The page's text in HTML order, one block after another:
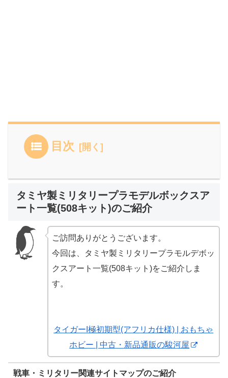
目次
タミヤ製ミリタリープラモデルボックスア
ート一覧(508キット)のご紹介
ご訪問ありがとうございます。
今回は、タミヤ製ミリタリープラモルデボッ
クスアート一覧(508キット)をご紹介しま
す。
タイガーI極初期型(アフリカ仕様) | おもちゃ
ホビー | 中古・新品通販の駿河屋
戦車・ミリタリー関連サイトマップのご紹介